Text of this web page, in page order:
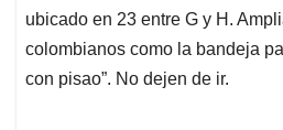
ubicado en 23 entre G y H.
colombianos como la bandeja
con pisao”. No dejen de ir.